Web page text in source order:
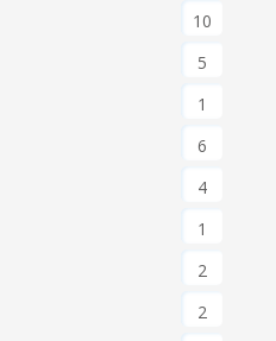
10
5
1
6
4
1
2
2